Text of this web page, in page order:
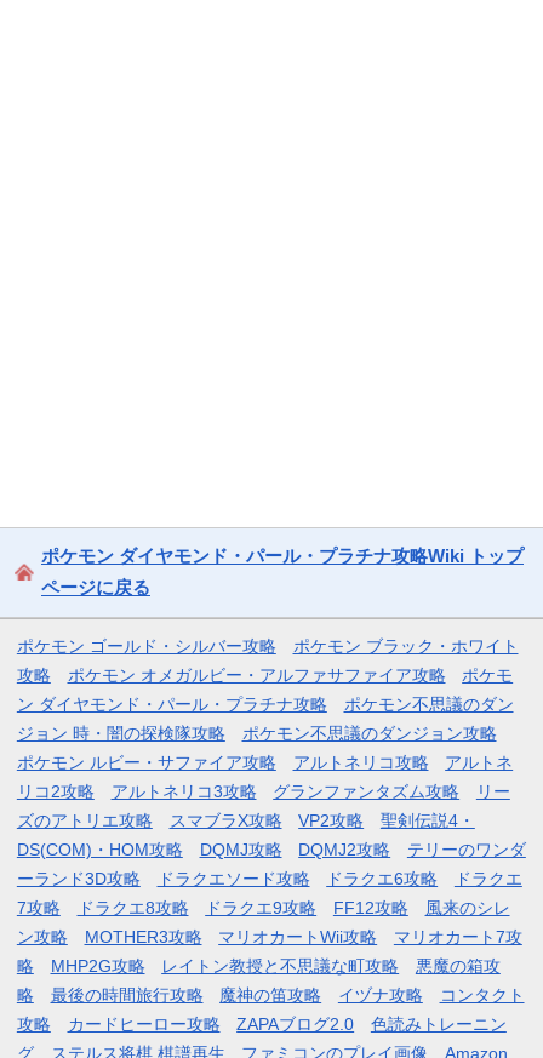
ポケモン ダイヤモンド・パール・プラチナ攻略Wiki トップ
ページに戻る
ポケモン ゴールド・シルバー攻略
ポケモン ブラック・ホワイト
攻略
ポケモン オメガルビー・アルファサファイア攻略
ポケモ
ン ダイヤモンド・パール・プラチナ攻略
ポケモン不思議のダン
ジョン 時・闇の探検隊攻略
ポケモン不思議のダンジョン攻略
ポケモン ルビー・サファイア攻略
アルトネリコ攻略
アルトネ
リコ2攻略
アルトネリコ3攻略 グランファンタズム攻略
リー
ズのアトリエ攻略
スマブラX攻略 VP2攻略
聖剣伝説4・
DS(COM)・HOM攻略
DQMJ攻略 DQMJ2攻略
テリーのワンダ
ーランド3D攻略
ドラクエソード攻略 ドラクエ6攻略
ドラクエ
7攻略
ドラクエ8攻略 ドラクエ9攻略 FF12攻略
風来のシレ
ン攻略
MOTHER3攻略 マリオカートWii攻略
マリオカート7攻
略
MHP2G攻略 レイトン教授と不思議な町攻略
悪魔の箱攻
略
最後の時間旅行攻略 魔神の笛攻略 イヅナ攻略
コンタクト
攻略
カードヒーロー攻略 ZAPAブログ2.0
色読みトレーニン
グ
ステルス将棋 棋譜再生 ファミコンのプレイ画像 Amazon